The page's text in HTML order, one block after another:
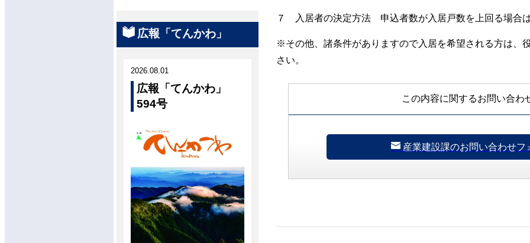
広報「てんかわ」
2026.08.01
広報「てんかわ」
594号
７ 入居者の決定方法 申込者数が入居戸数を上回る場合
※その他、諸条件がありますので入居を希望される方は、
さい。
この内容に関するお問い合わ
産業建設課のお問い合わせフ